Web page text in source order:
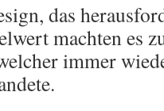
das
machten es
immer